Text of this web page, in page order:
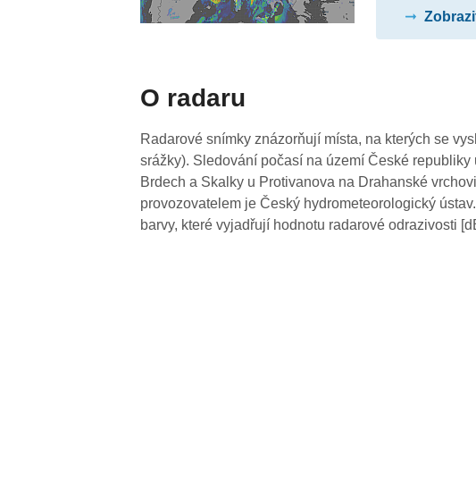
O radaru
Radarové snímky znázorňují místa, na kterých se
srážky). Sledování počasí na území České
Brdech a Skalky u Protivanova na Drahanské
provozovatelem je Český hydrometeorologický
barvy, které vyjadřují hodnotu radarové odrazivosti